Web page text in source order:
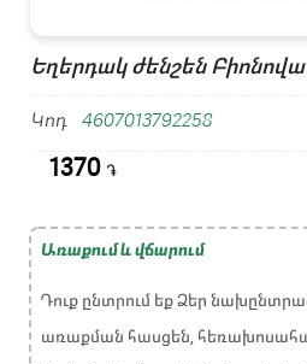
Եղերդակ ժենշեն Բիոնովա
Կոդ 4607013792258
1370 ֏
Առաքում և վճարում
Դուք ընտրում եք Ձեր
առաքման հասցեն,